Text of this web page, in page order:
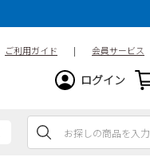
ご利用ガイド | 会員サービス
ログイン